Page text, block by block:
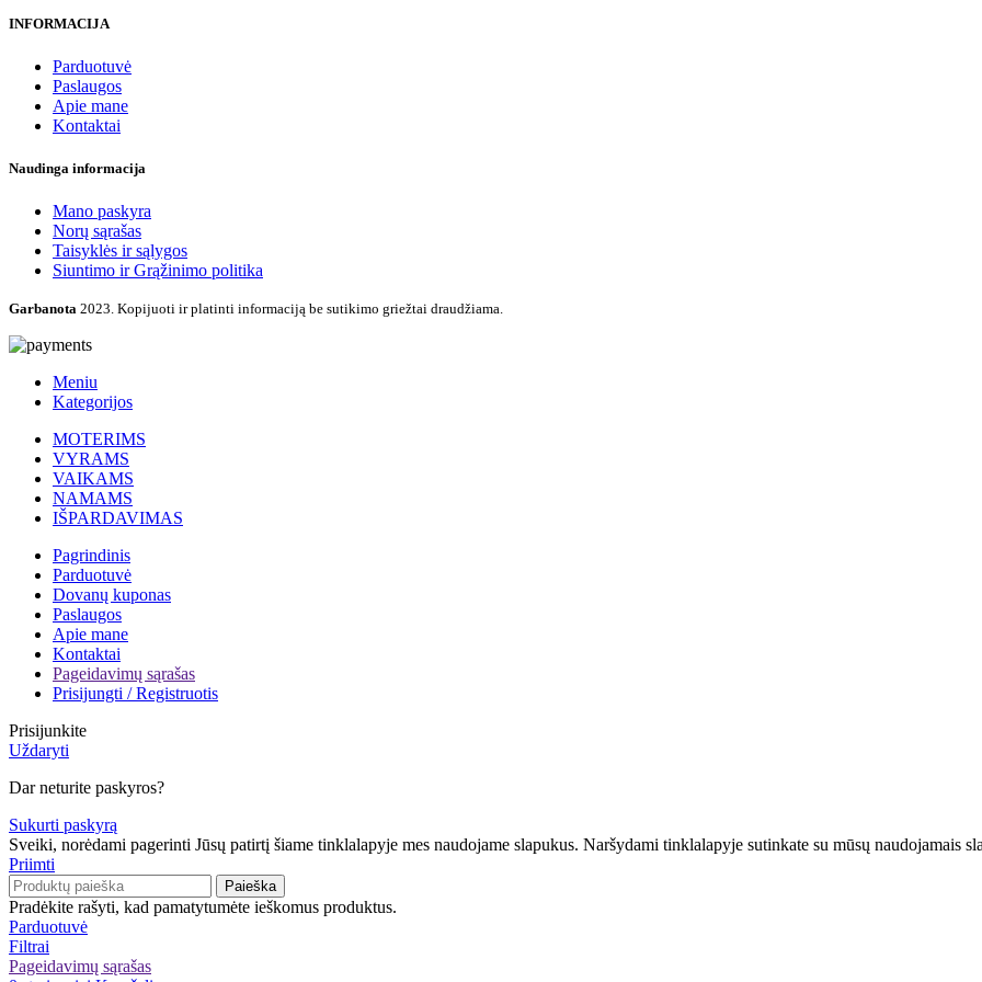
INFORMACIJA
Parduotuvė
Paslaugos
Apie mane
Kontaktai
Naudinga informacija
Mano paskyra
Norų sąrašas
Taisyklės ir sąlygos
Siuntimo ir Grąžinimo politika
Garbanota 2023. Kopijuoti ir platinti informaciją be sutikimo griežtai draudžiama.
Meniu
Kategorijos
MOTERIMS
VYRAMS
VAIKAMS
NAMAMS
IŠPARDAVIMAS
Pagrindinis
Parduotuvė
Dovanų kuponas
Paslaugos
Apie mane
Kontaktai
Pageidavimų sąrašas
Prisijungti / Registruotis
Prisijunkite
Uždaryti
Dar neturite paskyros?
Sukurti paskyrą
Sveiki, norėdami pagerinti Jūsų patirtį šiame tinklalapyje mes naudojame slapukus. Naršydami tinklalapyje sutinkate su mūsų naudojamais
Priimti
Paieška
Pradėkite rašyti, kad pamatytumėte ieškomus produktus.
Parduotuvė
Filtrai
Pageidavimų sąrašas